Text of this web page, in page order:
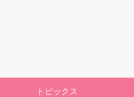
トピックス